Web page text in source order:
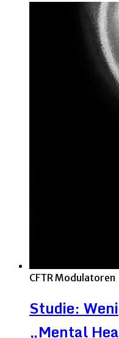
CFTR Modulatoren
Studie:
„Mental